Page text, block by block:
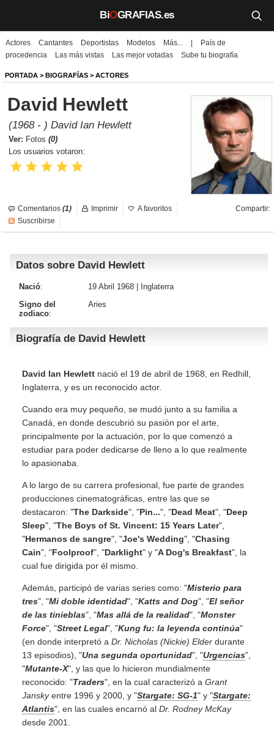
BiOGRAFIAS.es
Biografías
Películas
TV
Música
Un día como hoy
Galerías
Iniciar sesión
Actores Cantantes Deportistas Modelos Más...
País de
procedencia
Las más vistas Las mejor votadas Sube tu biografía
PORTADA > BIOGRAFÍAS > ACTORES
David Hewlett
(1968 - ) David Ian Hewlett
Ver: Fotos (0)
Los usuarios votaron:
Comentarios (1) Compartir:
Imprimir
A favoritos
Suscribirse
Datos sobre David Hewlett
Nació: 19 Abril 1968 |
Inglaterra
Signo del
zodiaco:
Aries
Biografía de David Hewlett
David Ian Hewlett nació el 19 de abril de 1968, en Redhill,
Inglaterra, y es un reconocido actor.
Cuando era muy pequeño, se mudó junto a su familia a
Canadá, en donde descubrió su pasión por el arte,
principalmente por la actuación, por lo que comenzó a
estudiar para poder dedicarse de lleno a lo que realmente
lo apasionaba.
A lo largo de su carrera profesional, fue parte de grandes
producciones cinematográficas, entre las que se
destacaron: "The Darkside", "Pin...", "Dead Meat", "Deep
Sleep", "The Boys of St. Vincent: 15 Years Later",
"Hermanos de sangre", "Joe's Wedding", "Chasing
Cain", "Foolproof", "Darklight" y "A Dog's Breakfast", la
cual fue dirigida por él mismo.
Además, participó de varias series como: "Misterio para
tres", "Mi doble identidad", "Katts and Dog", "El señor
de las tinieblas", "Mas allá de la realidad", "Monster
Force", "Street Legal", "Kung fu: la leyenda continúa"
(en donde interpretó a Dr. Nicholas (Nickie) Elder durante
13 episodios), "Una segunda oportunidad", "Urgencias",
"Mutante-X", y las que lo hicieron mundialmente
reconocido: "Traders", en la cual caracterizó a Grant
Janskyentre 1996 y 2000, y "Stargate: SG-1" y "Stargate:
Atlantis", en las cuales encarnó al Dr. Rodney McKay
desde 2001.